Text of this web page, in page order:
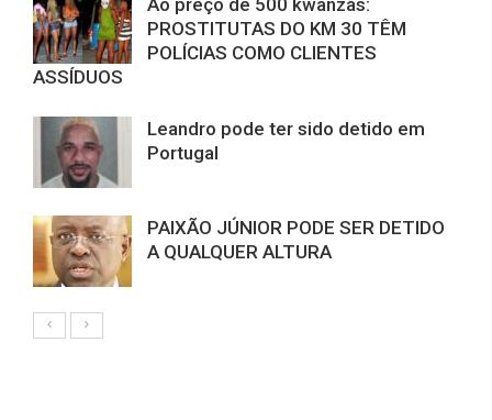
Ao preço de 500 kwanzas:
PROSTITUTAS DO KM 30 TÊM
POLÍCIAS COMO CLIENTES
ASSÍDUOS
Leandro pode ter sido detido em
Portugal
PAIXÃO JÚNIOR PODE SER DETIDO
A QUALQUER ALTURA